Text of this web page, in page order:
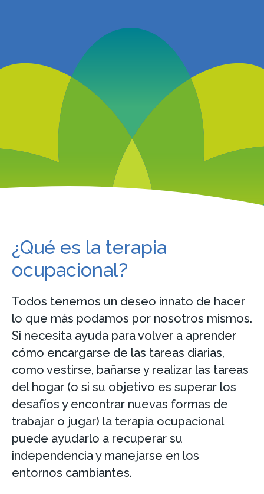
¿Qué es la terapia
ocupacional?
Todos tenemos un deseo innato de hacer
lo que más podamos por nosotros mismos.
Si necesita ayuda para volver a aprender
cómo encargarse de las tareas diarias,
como vestirse, bañarse y realizar las tareas
del hogar (o si su objetivo es superar los
desafíos y encontrar nuevas formas de
trabajar o jugar) la terapia ocupacional
puede ayudarlo a recuperar su
independencia y manejarse en los
entornos cambiantes.